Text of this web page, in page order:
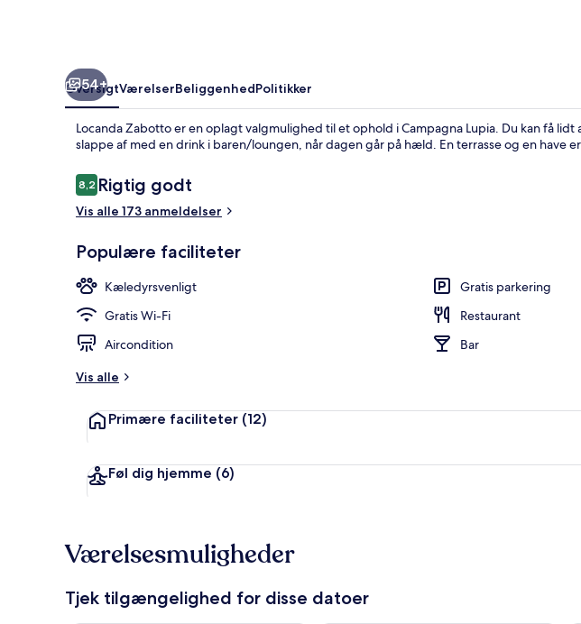
54+
OversigtVærelserBeliggenhedPolitikker
Locanda Zabotto er en oplagt valgmulighed til et ophold i Campagna Lupia. Du kan få
slappe af med en drink i baren/loungen, når dagen går på hæld. En terrasse og en have
Anmeldelser
8,28,2 ud af 10.
Rigtig godt
Vis alle 173 anmeldelser
Populære faciliteter
Kæledyrsvenligt
Gratis parkering
Gratis Wi-Fi
Restaurant
Aircondition
Bar
Vis alle
Primære faciliteter (12)
Føl dig hjemme (6)
Værelsesmuligheder
Tjek tilgængelighed for disse datoer